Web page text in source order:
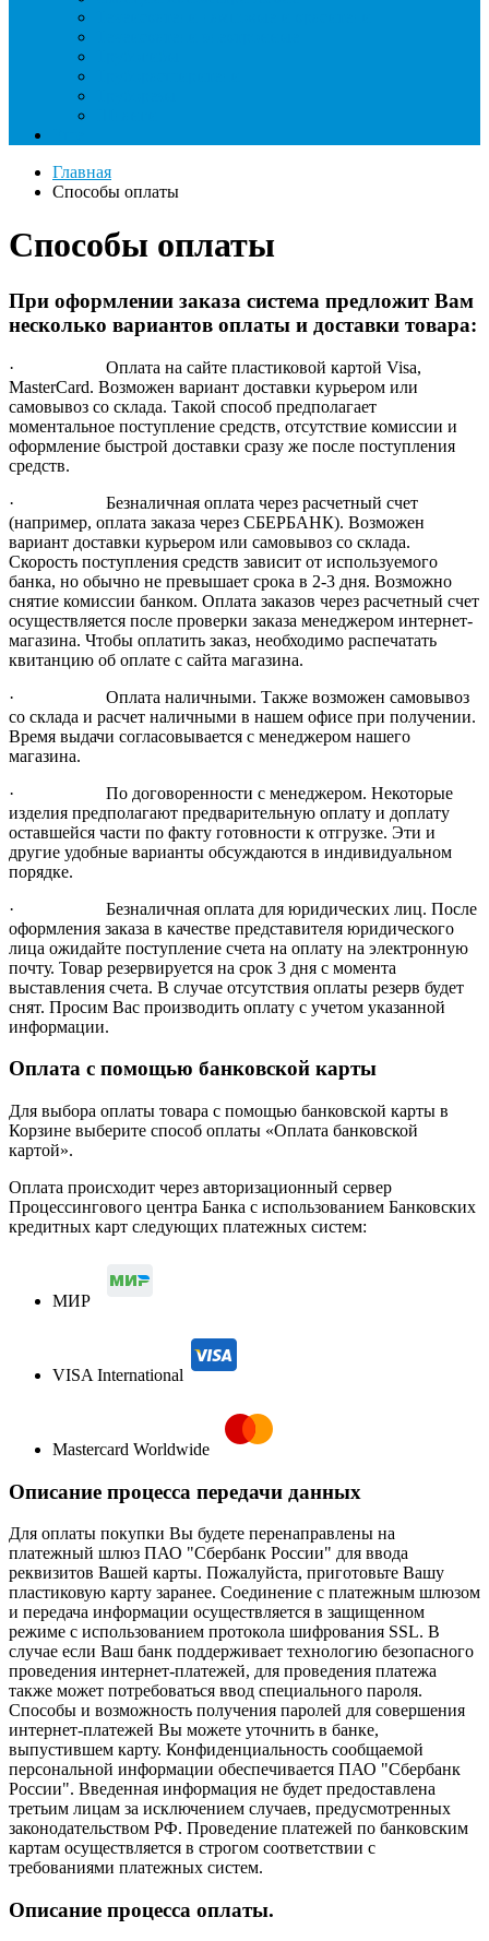
Главная
Способы оплаты
Способы оплаты
При оформлении заказа система предложит Вам
несколько вариантов оплаты и доставки товара:
· Оплата на сайте пластиковой картой Visa,
MasterCard. Возможен вариант доставки курьером или
самовывоз со склада. Такой способ предполагает
моментальное поступление средств, отсутствие комиссии и
оформление быстрой доставки сразу же после поступления
средств.
· Безналичная оплата через расчетный счет
(например, оплата заказа через СБЕРБАНК). Возможен
вариант доставки курьером или самовывоз со склада.
Скорость поступления средств зависит от используемого
банка, но обычно не превышает срока в 2-3 дня. Возможно
снятие комиссии банком. Оплата заказов через расчетный счет
осуществляется после проверки заказа менеджером интернет-
магазина. Чтобы оплатить заказ, необходимо распечатать
квитанцию об оплате с сайта магазина.
· Оплата наличными. Также возможен самовывоз
со склада и расчет наличными в нашем офисе при получении.
Время выдачи согласовывается с менеджером нашего
магазина.
· По договоренности с менеджером. Некоторые
изделия предполагают предварительную оплату и доплату
оставшейся части по факту готовности к отгрузке. Эти и
другие удобные варианты обсуждаются в индивидуальном
порядке.
· Безналичная оплата для юридических лиц. После
оформления заказа в качестве представителя юридического
лица ожидайте поступление счета на оплату на электронную
почту. Товар резервируется на срок 3 дня с момента
выставления счета. В случае отсутствия оплаты резерв будет
снят. Просим Вас производить оплату с учетом указанной
информации.
Оплата с помощью банковской карты
Для выбора оплаты товара с помощью банковской карты в
Корзине выберите способ оплаты «Оплата банковской
картой».
Оплата происходит через авторизационный сервер
Процессингового центра Банка с использованием Банковских
кредитных карт следующих платежных систем:
МИР
VISA International
Mastercard Worldwide
Описание процесса передачи данных
Для оплаты покупки Вы будете перенаправлены на
платежный шлюз ПАО "Сбербанк России" для ввода
реквизитов Вашей карты. Пожалуйста, приготовьте Вашу
пластиковую карту заранее. Соединение с платежным шлюзом
и передача информации осуществляется в защищенном
режиме с использованием протокола шифрования SSL. В
случае если Ваш банк поддерживает технологию безопасного
проведения интернет-платежей, для проведения платежа
также может потребоваться ввод специального пароля.
Способы и возможность получения паролей для совершения
интернет-платежей Вы можете уточнить в банке,
выпустившем карту. Конфиденциальность сообщаемой
персональной информации обеспечивается ПАО "Сбербанк
России". Введенная информация не будет предоставлена
третьим лицам за исключением случаев, предусмотренных
законодательством РФ. Проведение платежей по банковским
картам осуществляется в строгом соответствии с
требованиями платежных систем.
Описание процессa оплаты.